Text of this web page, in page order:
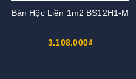
Bàn Hộc Liền 1m2 BS12H1-M
3.108.000₫